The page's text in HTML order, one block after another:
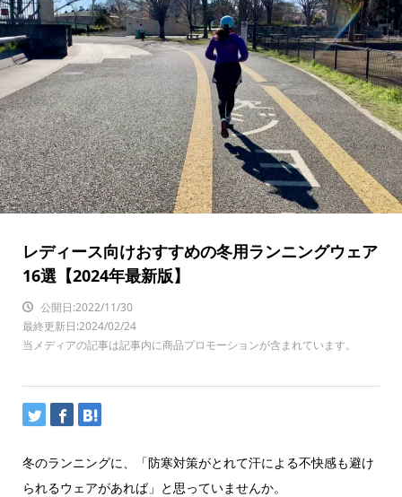
レディース向けおすすめの冬用ランニングウェア
16選【2024年最新版】
公開日:2022/11/30
最終更新日:2024/02/24
当メディアの記事は記事内に商品プロモーションが含まれています。
冬のランニングに、「防寒対策がとれて汗による不快感も避け
られるウェアがあれば」と思っていませんか。